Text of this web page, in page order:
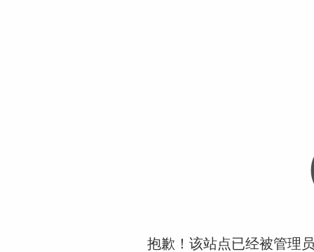
抱歉！该站点已经被管理